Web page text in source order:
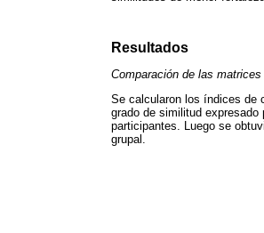
Resultados
Comparación de las
Se calcularon los índices de
grado de similitud
participantes. Luego se
grupal.